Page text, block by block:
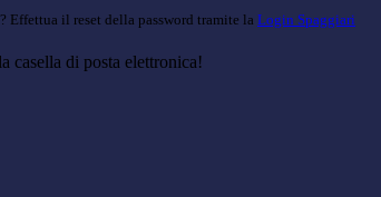
Effettua il reset della password tramite la Login Spaggiari
casella di posta elettronica!